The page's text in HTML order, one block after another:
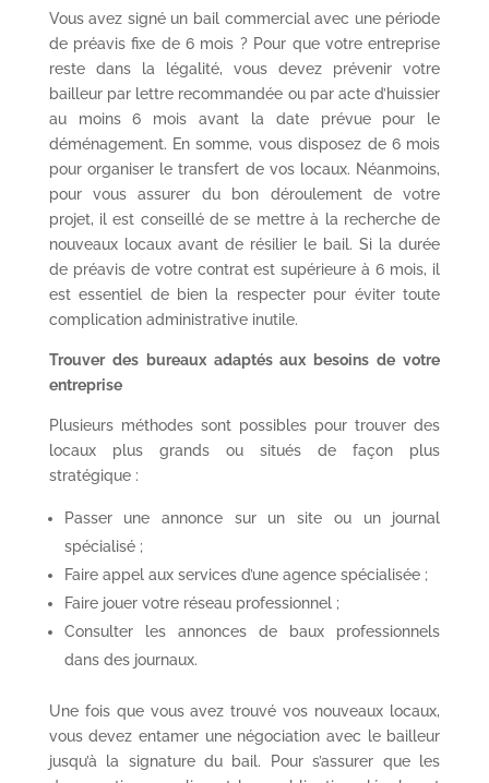
Vous avez signé un bail commercial avec une période
de préavis fixe de 6 mois ? Pour que votre entreprise
reste dans la légalité, vous devez prévenir votre
bailleur par lettre recommandée ou par acte d’huissier
au moins 6 mois avant la date prévue pour le
déménagement. En somme, vous disposez de 6 mois
pour organiser le transfert de vos locaux. Néanmoins,
pour vous assurer du bon déroulement de votre
projet, il est conseillé de se mettre à la recherche de
nouveaux locaux avant de résilier le bail. Si la durée
de préavis de votre contrat est supérieure à 6 mois, il
est essentiel de bien la respecter pour éviter toute
complication administrative inutile.
Trouver des bureaux adaptés aux besoins de votre
entreprise
Plusieurs méthodes sont possibles pour trouver des
locaux plus grands ou situés de façon plus
stratégique :
Passer une annonce sur un site ou un journal
spécialisé ;
Faire appel aux services d’une agence spécialisée ;
Faire jouer votre réseau professionnel ;
Consulter les annonces de baux professionnels
dans des journaux.
Une fois que vous avez trouvé vos nouveaux locaux,
vous devez entamer une négociation avec le bailleur
jusqu’à la signature du bail. Pour s’assurer que les